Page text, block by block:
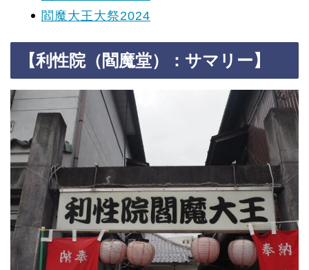
閻魔大王大祭2024
【利性院（閻魔堂）：サマリー】